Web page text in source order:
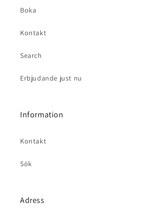
Boka
Kontakt
Search
Erbjudande just nu
Information
Kontakt
Sök
Adress